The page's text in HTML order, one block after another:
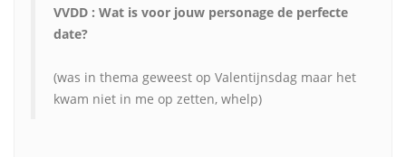
VVDD : Wat is voor jouw personage de perfecte
date?
(was in thema geweest op Valentijnsdag maar het
kwam niet in me op zetten, whelp)